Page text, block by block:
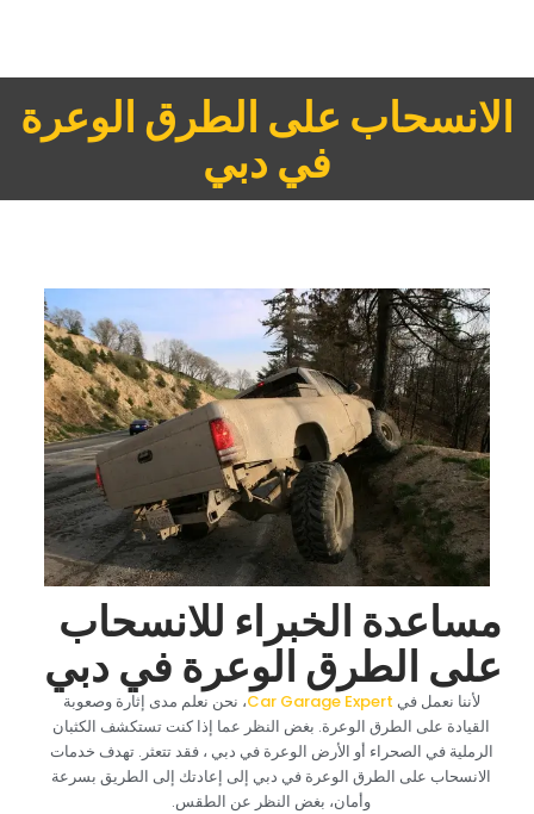
‏الانسحاب على الطرق الوعرة
في دبي‏
‏مساعدة الخبراء للانسحاب
على الطرق الوعرة في دبي‏
‏لأننا نعمل في‏
‏، نحن نعلم مدى إثارة وصعوبة
القيادة على الطرق الوعرة. بغض النظر عما إذا كنت تستكشف الكثبان
الرملية في الصحراء أو الأرض الوعرة في دبي ، فقد تتعثر. تهدف خدمات
الانسحاب على الطرق الوعرة في دبي إلى إعادتك إلى الطريق بسرعة
وأمان، بغض النظر عن الطقس.‏